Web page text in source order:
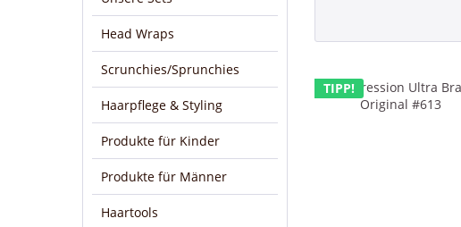
Head Wraps
Scrunchies/Sprunchies
Haarpflege & Styling
Produkte für Kinder
Produkte für Männer
Haartools
TIPP!